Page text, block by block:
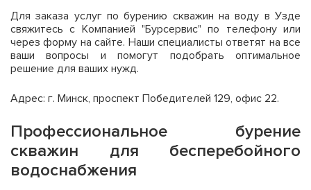
Для заказа услуг по бурению скважин на воду в Узде
свяжитесь с Компанией "Бурсервис" по телефону или
через форму на сайте. Наши специалисты ответят на все
ваши вопросы и помогут подобрать оптимальное
решение для ваших нужд.
Адрес: г. Минск, проспект Победителей 129, офис 22.
Профессиональное бурение
скважин для бесперебойного
водоснабжения